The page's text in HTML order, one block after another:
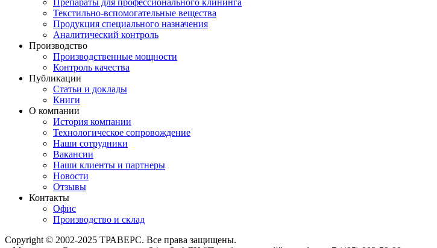
Текстильно-вспомогательные вещества
Продукция специального назначения
Аналитический контроль
Производство
Производственные мощности
Контроль качества
Публикации
Статьи и доклады
Книги
О компании
История компании
Технологическое сопровождение
Наши сотрудники
Вакансии
Наши клиенты и партнеры
Новости
Отзывы
Контакты
Офис
Производство и склад
Copyright © 2002-2025 ТРАВЕРС. Все права защищены.